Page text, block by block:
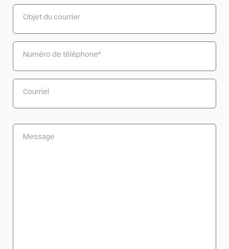
Objet du courrier
Numéro de téléphone*
Courriel
Message